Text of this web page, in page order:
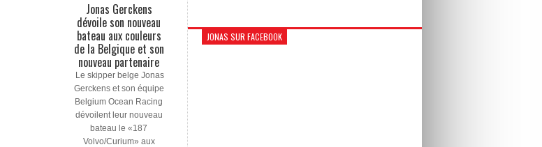
Jonas Gerckens
dévoile son nouveau
bateau aux couleurs
de la Belgique et son
nouveau partenaire
Le skipper belge Jonas
Gerckens et son équipe
Belgium Ocean Racing
dévoilent leur nouveau
bateau le «187
Volvo/Curium» aux
JONAS SUR FACEBOOK